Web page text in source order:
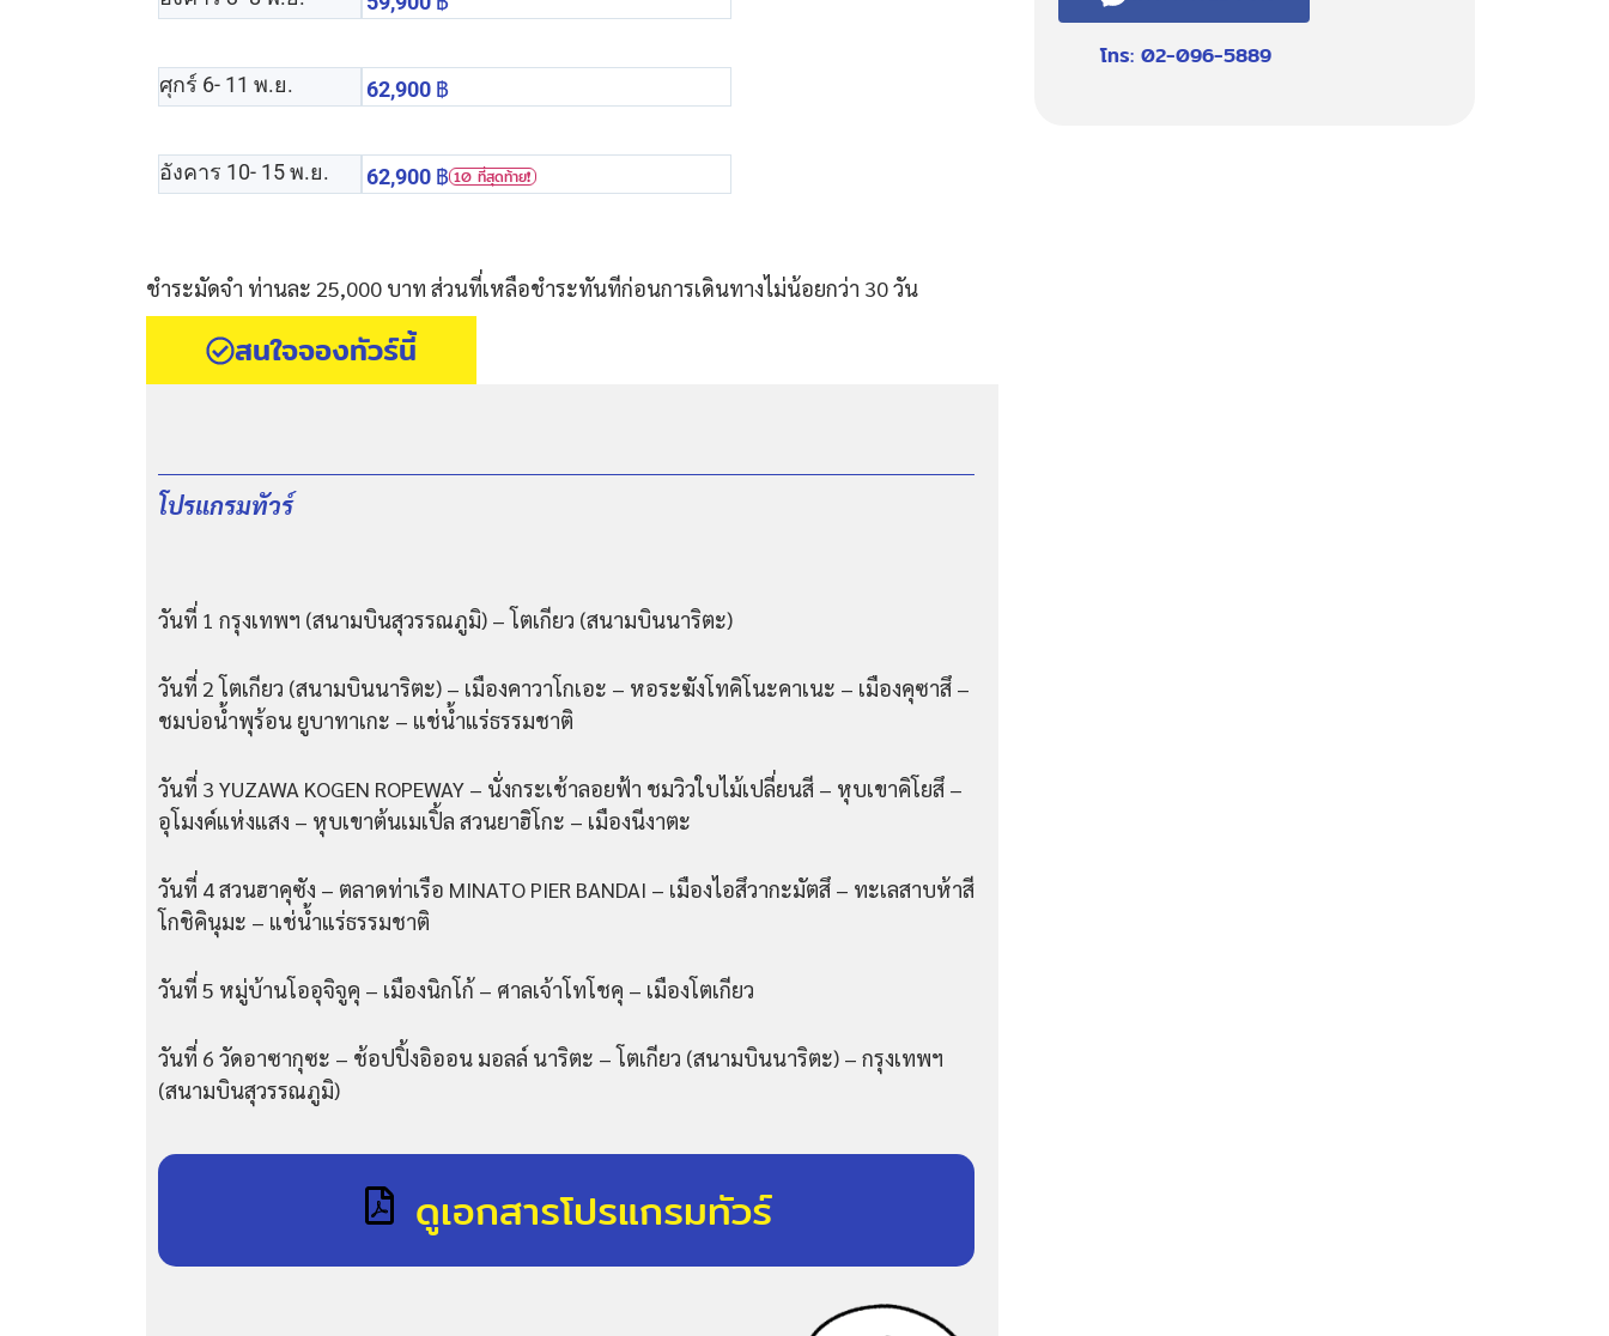
ศุกร์ 6- 11 พ.ย. 62,900 ฿
อังคาร 10- 15 พ.ย. 62,900 ฿ 10 ที่สุดท้าย❗️
ชำระมัดจำ ท่านละ 25,000 บาท ส่วนที่เหลือชำระทันทีก่อนการเดินทางไม่น้อยกว่า 30 วัน
สนใจจองทัวร์นี้
โปรแกรมทัวร์
วันที่ 1 กรุงเทพฯ (สนามบินสุวรรณภูมิ) – โตเกียว (สนามบินนาริตะ)
วันที่ 2 โตเกียว (สนามบินนาริตะ) – เมืองคาวาโกเอะ – หอระฆังโทคิโนะคาเนะ – เมืองคุซาสึ –
ชมบ่อน้ำพุร้อน ยูบาทาเกะ – แช่น้ำแร่ธรรมชาติ
วันที่ 3 YUZAWA KOGEN ROPEWAY – นั่งกระเช้าลอยฟ้า ชมวิวใบไม้เปลี่ยนสี – หุบเขาคิโยสึ –
อุโมงค์แห่งแสง – หุบเขาต้นเมเปิ้ล สวนยาฮิโกะ – เมืองนีงาตะ
วันที่ 4 สวนฮาคุซัง – ตลาดท่าเรือ MINATO PIER BANDAI – เมืองไอสึวากะมัตสึ – ทะเลสาบห้าสี
โกชิคินุมะ – แช่น้ำแร่ธรรมชาติ
วันที่ 5 หมู่บ้านโออุจิจูคุ – เมืองนิกโก้ – ศาลเจ้าโทโชคุ – เมืองโตเกียว
วันที่ 6 วัดอาซากุซะ – ช้อปปิ้งอิออน มอลล์ นาริตะ – โตเกียว (สนามบินนาริตะ) – กรุงเทพฯ
(สนามบินสุวรรณภูมิ)
ดูเอกสารโปรแกรมทัวร์
โทร: 02-096-5889